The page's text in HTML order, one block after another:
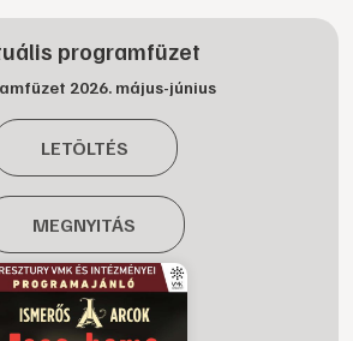
programfüzet
2026. május-június
LETÖLTÉS
MEGNYITÁS